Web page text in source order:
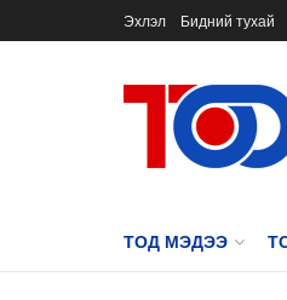
Эхлэл Бидний тухай
ТОД МЭДЭЭ